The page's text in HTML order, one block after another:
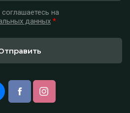
на
данных *